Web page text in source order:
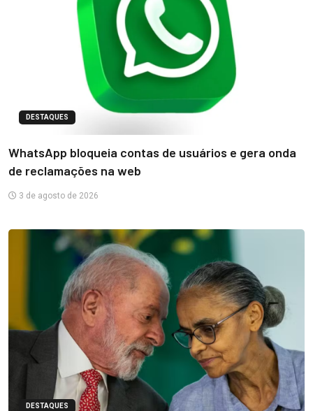
DESTAQUES
WhatsApp bloqueia contas de usuários e gera onda
de reclamações na web
3 de agosto de 2026
DESTAQUES